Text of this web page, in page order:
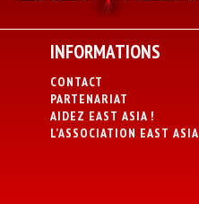
INFORMATIONS
CONTACT
PARTENARIAT
AIDEZ EAST ASIA !
L’ASSOCIATION EAST ASIA